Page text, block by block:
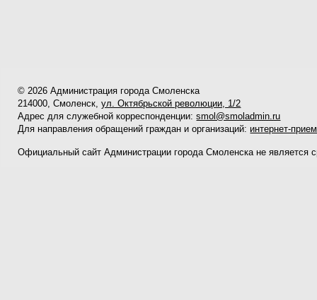
© 2026 Администрация города Смоленска
214000, Смоленск,ул. Октябрьской революции, 1/2
Адрес для служебной корреспонденции:smol@smoladmin.ru
Для направления обращений граждан и организаций: интернет-
Официальный сайт Администрации города Смоленска не является